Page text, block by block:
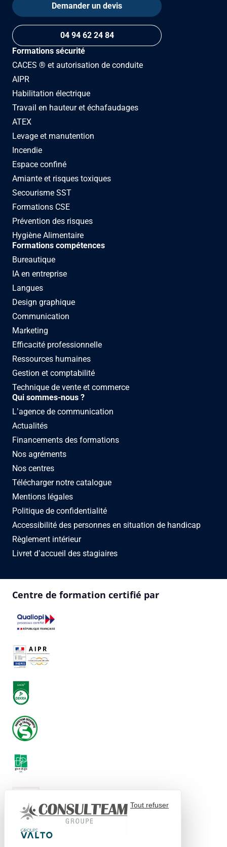
Demander un devis
04 94 62 24 84
Formations sécurité
CACES ® et autorisation de conduite
AIPR
Habilitation électrique
Travail en hauteur et échafaudages
ATEX
Levage et manutention
Incendie
Espace confiné
Amiante et risques toxiques
Secourisme SST
Formations CSE
Prévention des risques
Hygiène Alimentaire
Formations compétences
Bureautique
IA en entreprise
Langues
Design graphique
Communication
Marketing
Efficacité professionnelle
Ressources humaines
Gestion et comptabilité
Technique de vente et commerce
Qui sommes-nous ?
L’agence de communication
Actualités
Financements des formations
Nos agréments
Nos centres
Télécharger notre catalogue
Mentions légales
Politique de confidentialité
Accessibilité des personnes en situation de handicap
Règlement intérieur
Livret d’accueil des stagiaires
Centre de formation certifié par
Tout refuser